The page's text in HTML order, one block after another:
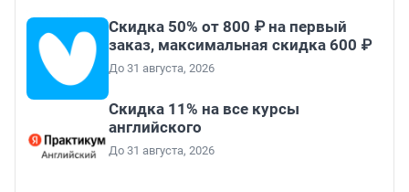
Скидка 50% от 800 ₽ на первый
заказ, максимальная скидка 600 ₽
До 31 августа, 2026
Скидка 11% на все курсы
английского
До 31 августа, 2026